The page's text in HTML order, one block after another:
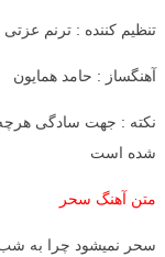
تنظیم کننده : ترنم عزتی
آهنگساز : حامد همایون
نکته : جهت سادگی هرچه
شده است
متن آهنگ سحر
سحر نمیشود چرا به